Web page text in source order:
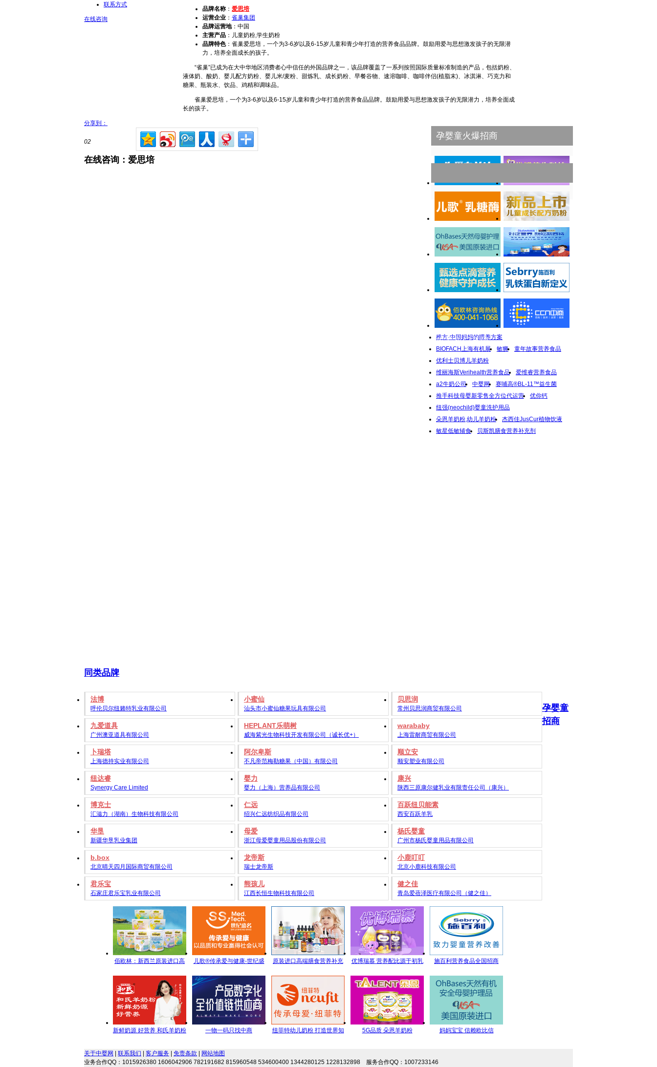
联系方式
在线咨询
品牌名称 ： 爱思培
运营企业 ： 雀巢集团
品牌运营地：中国
主营产品 ：儿童奶粉,学生奶粉
品牌特色：雀巢爱思培，一个为3-6岁以及6-15岁儿童和青少年打造的营养食品品牌。鼓励用爱与思想激发孩子的无限潜
力，培养全面成长的孩子。
“雀巢”已成为在大中华地区消费者心中信任的外国品牌之一，该品牌覆盖了一系列按照国际质量标准制造的产品，包括奶粉、
液体奶、酸奶、婴儿配方奶粉、婴儿米/麦粉、甜炼乳、成长奶粉、早餐谷物、速溶咖啡、咖啡伴侣(植脂末)、冰淇淋、巧克力和
糖果、瓶装水、饮品、鸡精和调味品。
雀巢爱思培，一个为3-6岁以及6-15岁儿童和青少年打造的营养食品品牌。鼓励用爱与思想激发孩子的无限潜力，培养全面成
长的孩子。
孕婴童火爆招商
推荐热门品牌
稚方·中国妈妈的喂养方案
BIOFACH上海有机展
敏狮
童年故事营养食品
优利士贝博儿羊奶粉
维丽海斯Verihealth营养食品
爱维睿营养食品
a2牛奶公司
中婴网
赛哺高®BL-11™益生菌
推手科技母婴新零售全方位代运营
优你钙
纽强(neochild)婴童洗护用品
朵恩羊奶粉,幼儿羊奶粉
杰西佳JusCur植物饮液
敏星低敏辅食
贝斯凯膳食营养补充剂
分享到：
02
在线咨询：爱思培
同类品牌
法博
呼伦贝尔纽籁特乳业有限公司
小蜜仙
汕头市小蜜仙糖果玩具有限公司
贝思润
常州贝思润商贸有限公司
九爱道具
广州澳亚道具有限公司
HEPLANT乐萌树
威海紫光生物科技开发有限公司（诚长优+）
warababy
上海雷耐商贸有限公司
卜瑞塔
上海德持实业有限公司
阿尔卑斯
不凡帝范梅勒糖果（中国）有限公司
顺立安
顺安塑业有限公司
纽达睿
Synergy Care Limited
婴力
婴力（上海）营养品有限公司
康兴
陕西三原康尔健乳业有限责任公司（康兴）
博克士
汇滋力（湖南）生物科技有限公司
仁远
绍兴仁远纺织品有限公司
百跃纽贝能素
西安百跃羊乳
华垦
新疆华垦乳业集团
母爱
浙江母爱婴童用品股份有限公司
杨氏婴童
广州市杨氏婴童用品有限公司
b.box
北京晴天四月国际商贸有限公司
龙帝斯
瑞士龙帝斯
小鹿叮叮
北京小鹿科技有限公司
君乐宝
石家庄君乐宝乳业有限公司
熊孩儿
江西长恒生物科技有限公司
健之佳
青岛爱蓓泽医疗有限公司（健之佳）
孕婴童
招商
佰欧林：新西兰原装进口高
儿歌®传承爱与健康-世纪盛
原装进口高端膳食营养补充
优博瑞慕 营养配比源于初乳
施百利营养食品全国招商
新鲜奶源 好营养 和氏羊奶粉
一物一码只找中商
纽菲特幼儿奶粉 打造世界知
5G品质 朵恩羊奶粉
妈妈宝宝 信赖欧比信
关于中婴网 | 联系我们 | 客户服务 | 免责条款 | 网站地图
业务合作QQ：1015926380 1606042906 782191682 815960548 534600400 1344280125 1228132898 服务合作QQ：1007233146